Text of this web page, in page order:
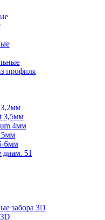
профиля
3,5мм
4мм
5мм
6мм
51
забора 3D